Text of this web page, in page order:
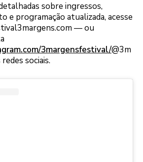
sobre ingressos,
programação atualizada, acesse
— ou
3margensfestival/@3m
sociais.